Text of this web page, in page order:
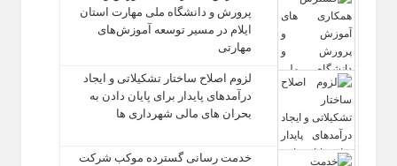
پرورش و دانشگاه ملی مهارت استان
ایلام در مسیر توسعه آموزش‌های
مهارتی
لزوم اصلاح ساختار تشکیلاتی و ایجاد
درآمدهای پایدار برای پایان دادن به
بحران‌ های مالی شهرداری‌ ها
خدمت رسانی گسترده موکب شرکت